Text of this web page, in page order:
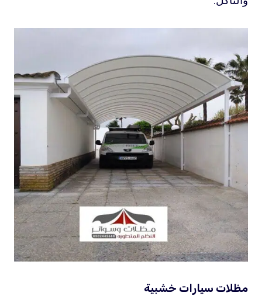
مظلات سيارات خشبية